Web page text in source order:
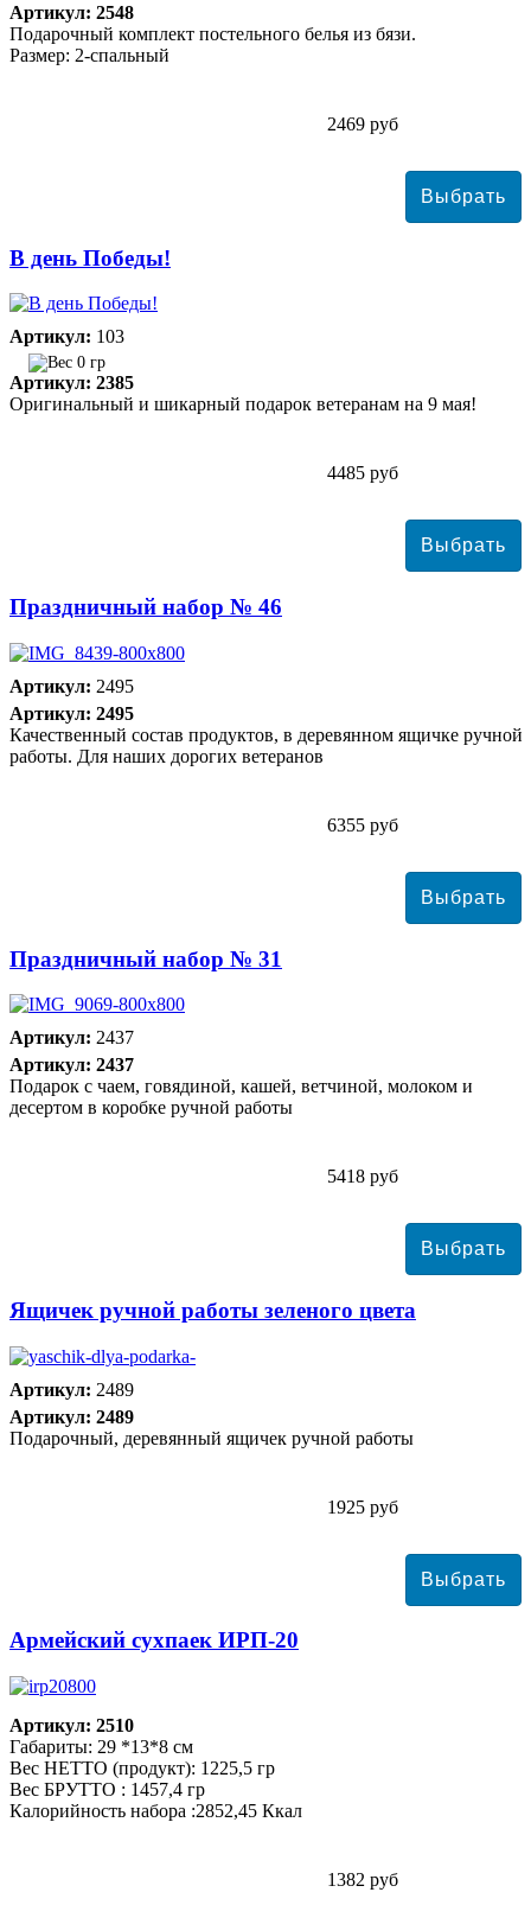
Артикул: 2548
Подарочный комплект постельного белья из бязи.
Размер: 2-спальный
2469 руб
В день Победы!
Артикул: 103
0 гр
Артикул: 2385
Оригинальный и шикарный подарок ветеранам на 9 мая!
4485 руб
Праздничный набор № 46
Артикул: 2495
Артикул: 2495
Качественный состав продуктов, в деревянном ящичке ручной
работы. Для наших дорогих ветеранов
6355 руб
Праздничный набор № 31
Артикул: 2437
Артикул: 2437
Подарок с чаем, говядиной, кашей, ветчиной, молоком и
десертом в коробке ручной работы
5418 руб
Ящичек ручной работы зеленого цвета
Артикул: 2489
Артикул: 2489
Подарочный, деревянный ящичек ручной работы
1925 руб
Армейский сухпаек ИРП-20
Артикул: 2510
Габариты: 29 *13*8 см
Вес НЕТТО (продукт): 1225,5 гр
Вес БРУТТО : 1457,4 гр
Калорийность набора :2852,45 Ккал
1382 руб